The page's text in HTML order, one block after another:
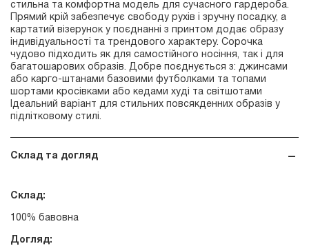
стильна та комфортна модель для сучасного гардероба.
Прямий крій забезпечує свободу рухів і зручну посадку, а
картатий візерунок у поєднанні з принтом додає образу
індивідуальності та трендового характеру. Сорочка
чудово підходить як для самостійного носіння, так і для
багатошарових образів. Добре поєднується з: джинсами
або карго-штанами базовими футболками та топами
шортами кросівками або кедами худі та світшотами
Ідеальний варіант для стильних повсякденних образів у
підлітковому стилі.
Склад та догляд
Склад:
100% бавовна
Догляд: